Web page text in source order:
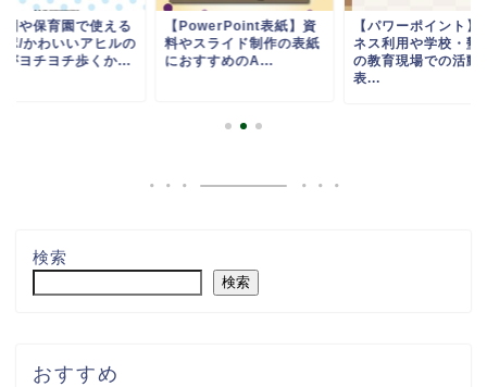
園や保育園で使える
ポ/かわいいアヒルの
がヨチヨチ歩くか...
【PowerPoint表紙】資
料やスライド制作の表紙
におすすめのA...
【パワーポイント】
ネス利用や学校・塾
の教育現場での活動
表...
検索
検索
おすすめ